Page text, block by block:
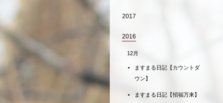
2017
2016
12月
ますまる日記【カウントダ
ウン】
ますまる日記【招福万来】